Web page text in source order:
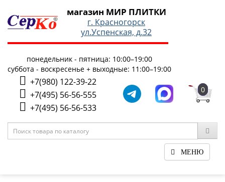
магазин МИР ПЛИТКИ
г. Красногорск
ул.Успенская, д.32
понедельник - пятница: 10:00–19:00
суббота - воскресенье + выходные: 11:00–19:00
+7(980) 122-39-22
+7(495) 56-56-555
+7(495) 56-56-533
0
МЕНЮ